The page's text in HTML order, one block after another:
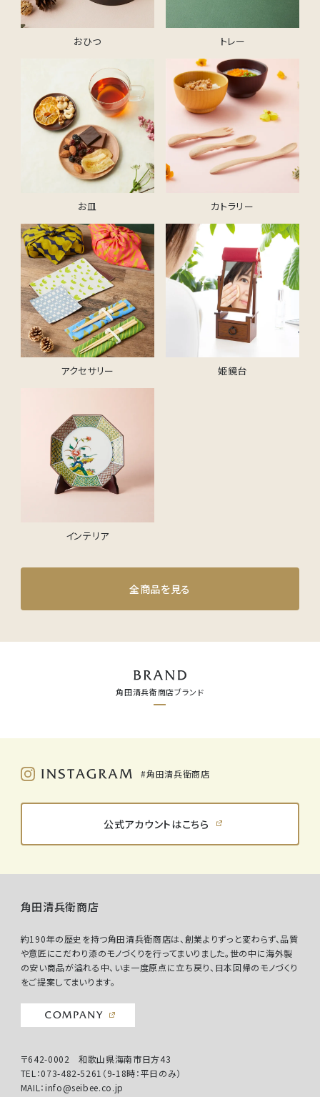
おひつ トレー
お皿 カトラリー
アクセサリー 姫鏡台
インテリア
全商品を見る
角田清兵衛商店ブランド
#角田清兵衛商店
公式アカウントはこちら
角田清兵衛商店
約190年の歴史を持つ角田清兵衛商店は、創業よりずっと変わらず、品質
や意匠にこだわり漆のモノづくりを行ってまいりました。世の中に海外製
の安い商品が溢れる中、いま一度原点に立ち戻り、日本回帰のモノづくり
をご提案してまいります。
〒642-0002 和歌山県海南市日方43
TEL：073-482-5261（9-18時：平日のみ）
MAIL：info@seibee.co.jp